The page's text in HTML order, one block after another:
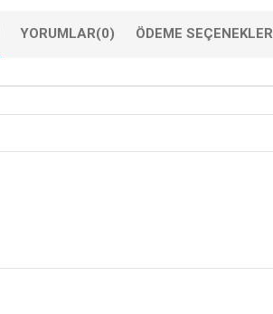
YORUMLAR(0) ÖDEME